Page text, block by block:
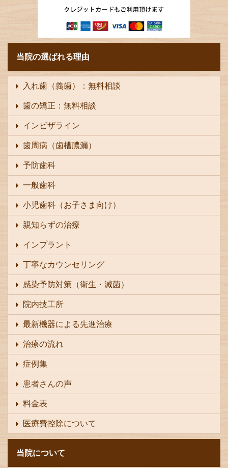
当院の選ばれる理由
入れ歯（義歯）：無料相談
歯の矯正：無料相談
インビザライン
歯周病（歯槽膿漏）
予防歯科
一般歯科
小児歯科（お子さま向け）
親知らずの治療
インプラント
丁寧なカウンセリング
感染予防対策（衛生・滅菌）
院内技工所
最新機器による先進治療
治療の流れ
症例集
患者さんの声
料金表
医療費控除について
当院について